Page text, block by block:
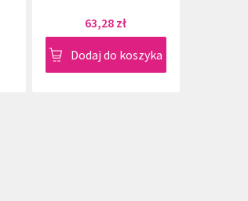
63,28 zł
Dodaj do koszyka